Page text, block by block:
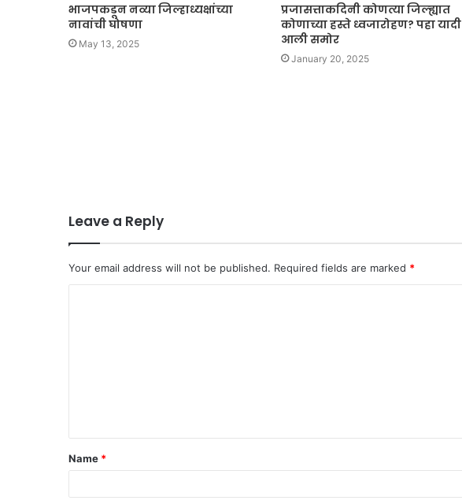
भाजपकडून नव्या जिल्हाध्यक्षांच्या
नावांची घोषणा
May 13, 2025
प्रजासत्ताकदिनी कोणत्या जिल्ह्यात
कोणाच्या हस्ते ध्वजारोहण? पहा यादी
आली समोर
January 20, 2025
Leave a Reply
Your email address will not be published. Required fields are marked *
t
*
Name *